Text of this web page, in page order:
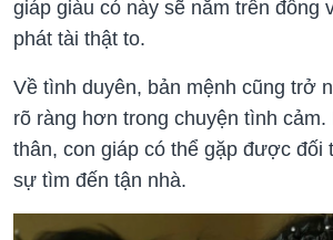
giáp giàu có này sẽ nằm trên đống
phát tài thật to.
Về tình duyên, bản mệnh cũng trở
rõ ràng hơn trong chuyện tình cảm.
thân, con giáp có thể gặp được
sự tìm đến tận nhà.